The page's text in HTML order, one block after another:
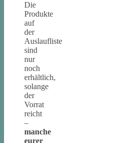
Die
Produkte
auf
der
Auslaufliste
sind
nur
noch
erhältlich,
solange
der
Vorrat
reicht
–
manche
eurer